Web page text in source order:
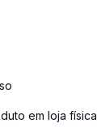
em loja física